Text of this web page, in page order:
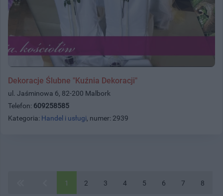
Dekoracje Ślubne "Kuźnia Dekoracji"
ul. Jaśminowa 6, 82-200 Malbork
Telefon: 609258585
Kategoria: Handel i usługi, numer: 2939
1 2 3 4 5 6 7 8